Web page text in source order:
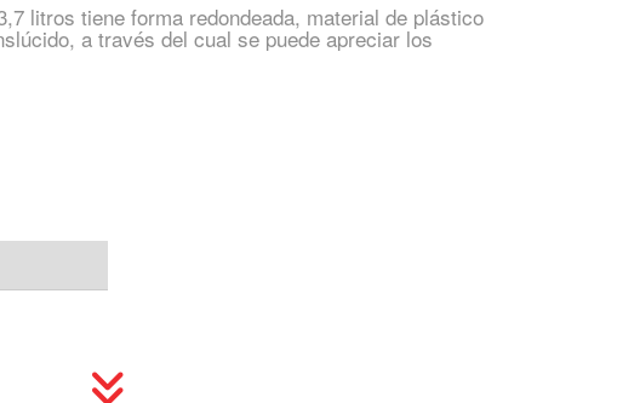
litros tiene forma redondeada, material de plástico
a través del cual se puede apreciar los